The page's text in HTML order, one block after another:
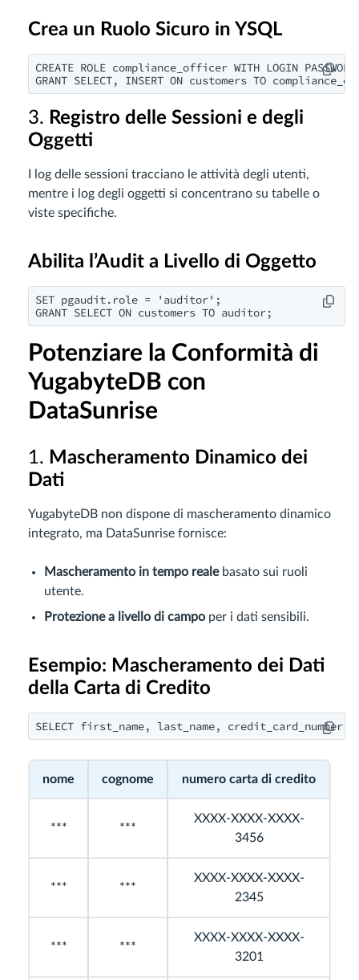
Crea un Ruolo Sicuro in YSQL
CREATE ROLE compliance_officer WITH LOGIN
3. Registro delle Sessioni e degli
Oggetti
I log delle sessioni tracciano le attività degli utenti,
mentre i log degli oggetti si concentrano su tabelle o
viste specifiche.
Abilita l’Audit a Livello di Oggetto
SET pgaudit.role = 'auditor';
Potenziare la Conformità di
YugabyteDB con
DataSunrise
1. Mascheramento Dinamico dei
Dati
YugabyteDB non dispone di mascheramento dinamico
integrato, ma DataSunrise fornisce:
Mascheramento in tempo realebasato sui ruoli
utente.
Protezione a livello di campo per i dati sensibili.
Esempio: Mascheramento dei Dati
della Carta di Credito
nome cognome numero carta di credito
*** ***
XXXX-XXXX-XXXX-
3456
*** ***
XXXX-XXXX-XXXX-
2345
*** ***
XXXX-XXXX-XXXX-
3201